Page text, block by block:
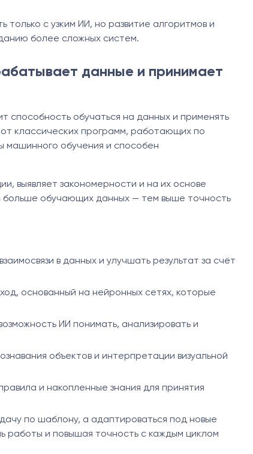
с узким ИИ, но развитие алгоритмов и
более сложных систем.
данные и принимает
способность обучаться на данных и применять
классических программ, работающих по
машинного обучения и способен
выявляет закономерности и на их основе
обучающих данных — тем выше точность
в данных и улучшать результат за счёт
основанный на нейронных сетях, которые
ИИ понимать, анализировать и
объектов и интерпретации визуальной
и накопленные знания для принятия
по шаблону, а адаптироваться под новые
работы и повышая точность с каждым циклом